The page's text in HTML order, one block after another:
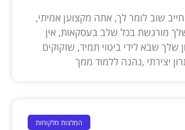
שוב לומר לך, אתה מקצוען אמיתי,
מורגשת בכל שלב בעסקאות, אין
שלך שבא לידי ביטוי תמיד, שזקוקים
יצירתי ,נהנה ללמוד ממך
המלצות מלקוחות